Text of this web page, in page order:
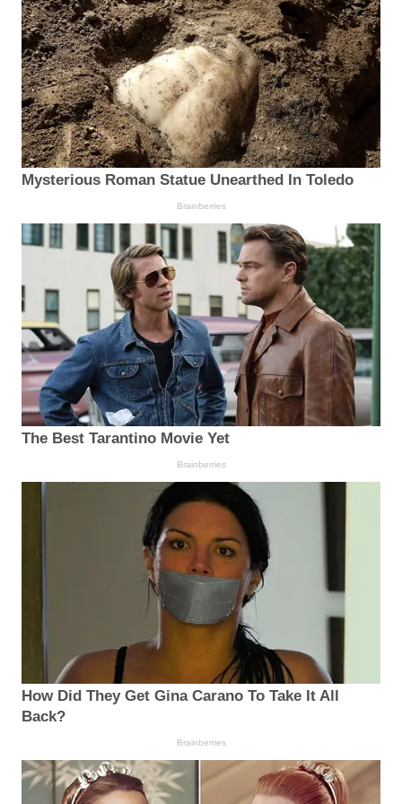
Mysterious Roman Statue Unearthed In Toledo
Brainberries
The Best Tarantino Movie Yet
Brainberries
How Did They Get Gina Carano To Take It All
Back?
Brainberries